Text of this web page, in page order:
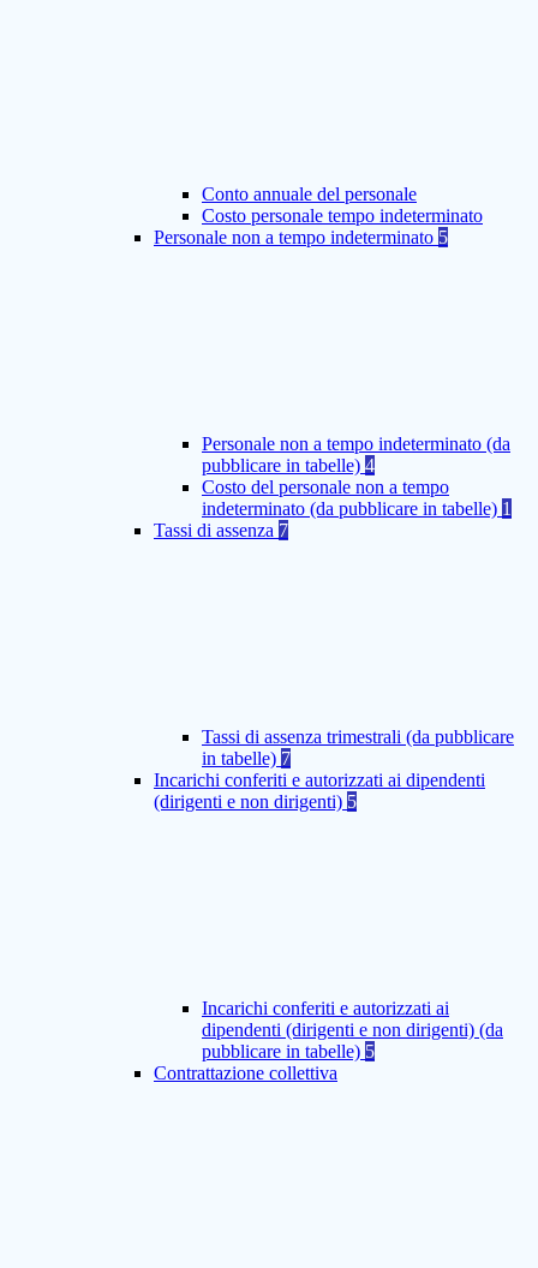
Conto annuale del personale
Costo personale tempo indeterminato
Personale non a tempo indeterminato 5
Personale non a tempo indeterminato (da
pubblicare in tabelle) 4
Costo del personale non a tempo
indeterminato (da pubblicare in tabelle) 1
Tassi di assenza 7
Tassi di assenza trimestrali (da pubblicare
in tabelle) 7
Incarichi conferiti e autorizzati ai dipendenti
(dirigenti e non dirigenti) 5
Incarichi conferiti e autorizzati ai
dipendenti (dirigenti e non dirigenti) (da
pubblicare in tabelle) 5
Contrattazione collettiva